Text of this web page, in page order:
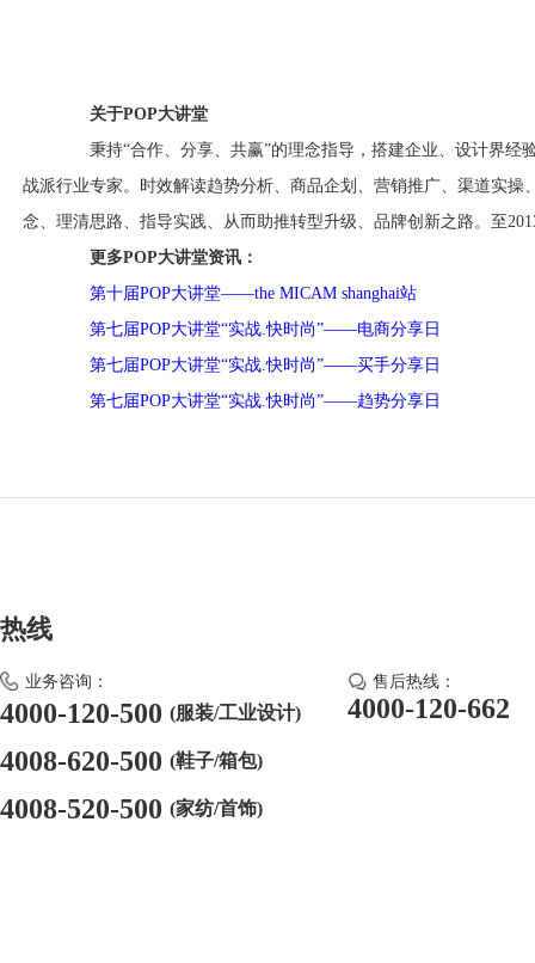
关于POP大讲堂
秉持“合作、分享、共赢”的理念指导，搭建企业、设计界经
战派行业专家。时效解读趋势分析、商品企划、营销推广、渠道实
念、理清思路、指导实践、从而助推转型升级、品牌创新之路。至
更多POP大讲堂资讯：
第十届POP大讲堂——the MICAM shanghai站
第七届POP大讲堂“实战.快时尚”——电商分享日
第七届POP大讲堂“实战.快时尚”——买手分享日
第七届POP大讲堂“实战.快时尚”——趋势分享日
热线
业务咨询：
4000-120-500 (服装/工业设计)
4008-620-500 (鞋子/箱包)
4008-520-500 (家纺/首饰)
售后热线：
4000-120-662